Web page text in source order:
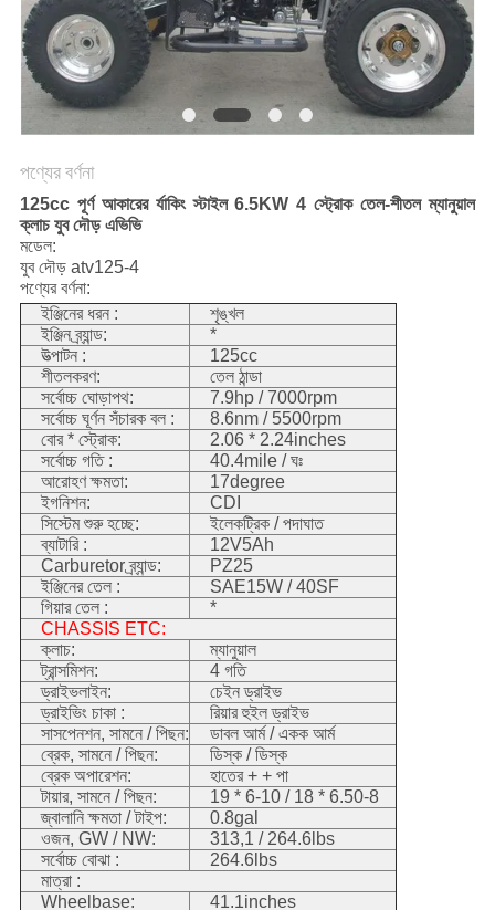
পণ্যের বর্ণনা
125cc পূর্ণ আকারের র্যাকিং স্টাইল 6.5KW 4 স্ট্রোক তেল-শীতল ম্যানুয়াল
ক্লাচ যুব দৌড় এভিভি
মডেল:
যুব দৌড় atv125-4
পণ্যের বর্ণনা:
ইঞ্জিনের ধরন :
শৃঙ্খল
ইঞ্জিন ব্র্যান্ড:
*
উত্পাটন :
125cc
শীতলকরণ:
তেল ঠান্ডা
সর্বোচ্চ ঘোড়াপথ:
7.9hp / 7000rpm
সর্বোচ্চ ঘূর্ণন সঁচারক বল :
8.6nm / 5500rpm
বোর * স্ট্রোক:
2.06 * 2.24inches
সর্বোচ্চ গতি :
40.4mile / ঘঃ
আরোহণ ক্ষমতা:
17degree
ইগনিশন:
CDI
সিস্টেম শুরু হচ্ছে:
ইলেকট্রিক / পদাঘাত
ব্যাটারি :
12V5Ah
Carburetor ব্র্যান্ড:
PZ25
ইঞ্জিনের তেল :
SAE15W / 40SF
গিয়ার তেল :
*
CHASSIS ETC:
ক্লাচ:
ম্যানুয়াল
ট্রান্সমিশন:
4 গতি
ড্রাইভলাইন:
চেইন ড্রাইভ
ড্রাইভিং চাকা :
রিয়ার হুইল ড্রাইভ
সাসপেনশন, সামনে / পিছন:
ডাবল আর্ম / একক আর্ম
ব্রেক, সামনে / পিছন:
ডিস্ক / ডিস্ক
ব্রেক অপারেশন:
হাতের + + পা
টায়ার, সামনে / পিছন:
19 * 6-10 / 18 * 6.50-8
জ্বালানি ক্ষমতা / টাইপ:
0.8gal
ওজন, GW / NW:
313,1 / 264.6lbs
সর্বোচ্চ বোঝা :
264.6lbs
মাত্রা :
Wheelbase:
41.1inches